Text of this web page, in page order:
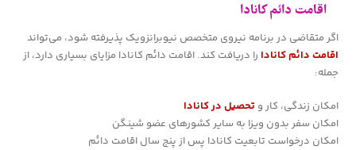
اقامت دائم کانادا
اگر متقاضی در برنامه نیروی متخصص نیوبرانزویک پذیرفته شود، می‌تواند
اقامت دائم کانادا را دریافت کند. اقامت دائم کانادا مزایای بسیاری دارد، از
جمله:
امکان زندگی، کار و تحصیل در کانادا
امکان سفر بدون ویزا به سایر کشورهای عضو شینگن
امکان درخواست تابعیت کانادا پس از پنج سال اقامت دائم